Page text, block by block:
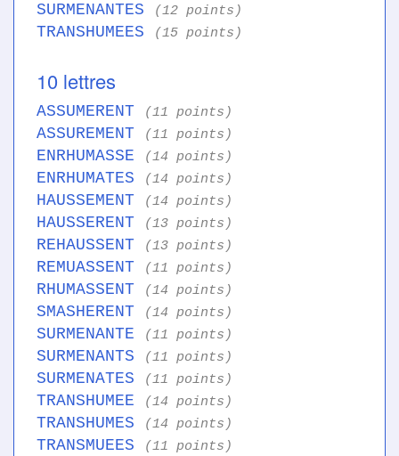
SURMENANTES (12 points)
TRANSHUMEES (15 points)
10 lettres
ASSUMERENT (11 points)
ASSUREMENT (11 points)
ENRHUMASSE (14 points)
ENRHUMATES (14 points)
HAUSSEMENT (14 points)
HAUSSERENT (13 points)
REHAUSSENT (13 points)
REMUASSENT (11 points)
RHUMASSENT (14 points)
SMASHERENT (14 points)
SURMENANTE (11 points)
SURMENANTS (11 points)
SURMENATES (11 points)
TRANSHUMEE (14 points)
TRANSHUMES (14 points)
TRANSMUEES (11 points)